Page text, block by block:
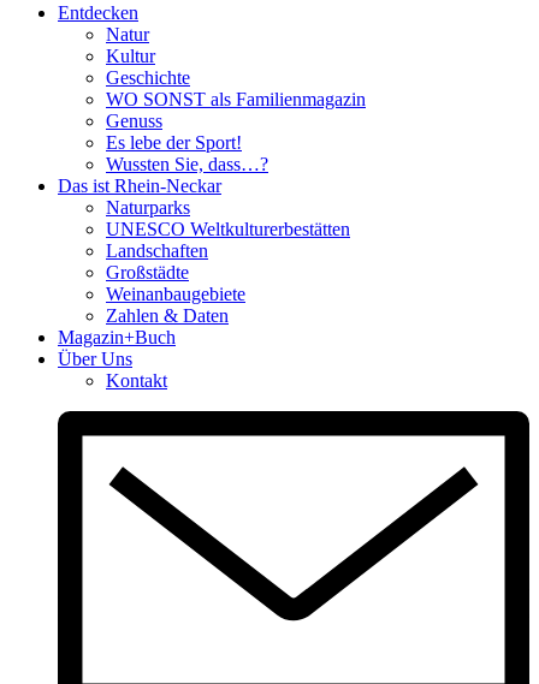
Entdecken
Natur
Kultur
Geschichte
WO SONST als Familienmagazin
Genuss
Es lebe der Sport!
Wussten Sie, dass…?
Das ist Rhein-Neckar
Naturparks
UNESCO Weltkulturerbestätten
Landschaften
Großstädte
Weinanbaugebiete
Zahlen & Daten
Magazin+Buch
Über Uns
Kontakt